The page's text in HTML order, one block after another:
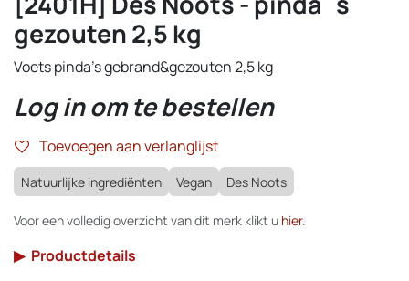
gezouten 2,5 kg
Voets pinda’s gebrand&gezouten 2,5 kg
Log in om te bestellen
Toevoegen aan verlanglijst
Natuurlijke ingrediënten Vegan Des Noots
Voor een volledig overzicht van dit merk klikt u hier.
▶ Productdetails